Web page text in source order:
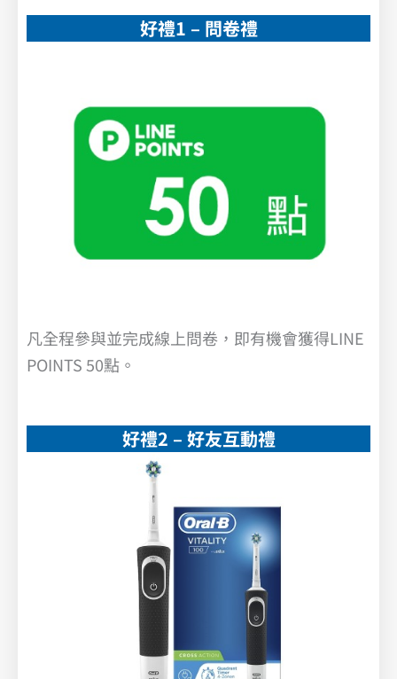
好禮1 – 問卷禮
凡全程參與並完成線上問卷，即有機會獲得LINE
POINTS 50點。
好禮2 – 好友互動禮